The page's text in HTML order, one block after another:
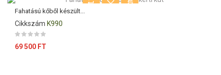
Fahatású kőből készült...
Cikkszám K990
Ár
69 500 FT